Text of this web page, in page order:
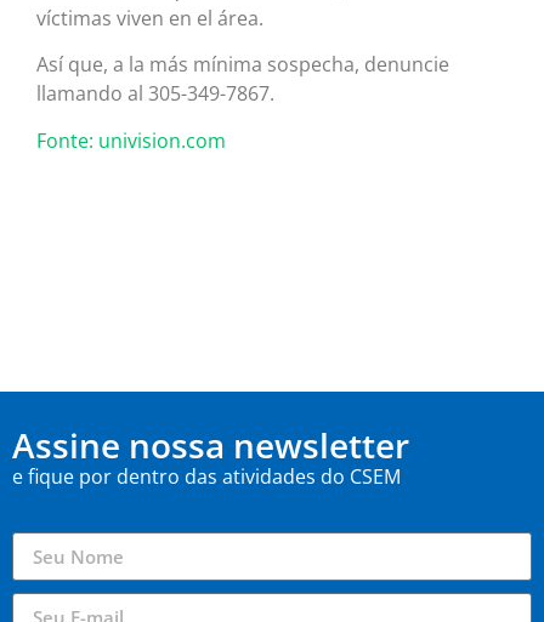
víctimas viven en el área.
Así que, a la más mínima sospecha, denuncie
llamando al 305-349-7867.
Fonte: univision.com
Assine nossa newsletter
e fique por dentro das atividades do CSEM